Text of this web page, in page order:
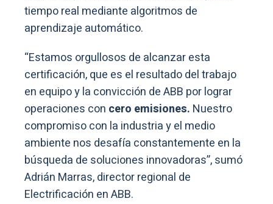
tiempo real mediante algoritmos de
aprendizaje automático.
“Estamos orgullosos de alcanzar esta
certificación, que es el resultado del trabajo
en equipo y la convicción de ABB por lograr
operaciones con cero emisiones. Nuestro
compromiso con la industria y el medio
ambiente nos desafía constantemente en la
búsqueda de soluciones innovadoras”, sumó
Adrián Marras, director regional de
Electrificación en ABB.